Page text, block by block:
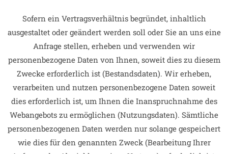
Sofern ein Vertragsverhältnis begründet, inhaltlich
ausgestaltet oder geändert werden soll oder Sie an uns eine
Anfrage stellen, erheben und verwenden wir
personenbezogene Daten von Ihnen, soweit dies zu diesem
Zwecke erforderlich ist (Bestandsdaten). Wir erheben,
verarbeiten und nutzen personenbezogene Daten soweit
dies erforderlich ist, um Ihnen die Inanspruchnahme des
Webangebots zu ermöglichen (Nutzungsdaten). Sämtliche
personenbezogenen Daten werden nur solange gespeichert
wie dies für den genannten Zweck (Bearbeitung Ihrer